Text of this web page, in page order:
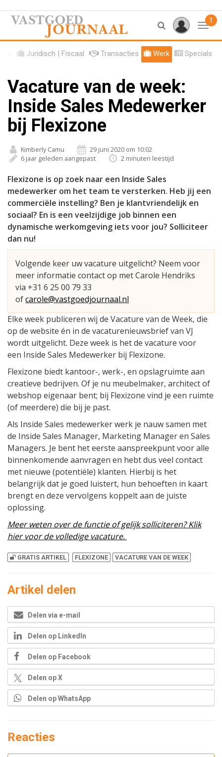
1
Juridisch | Fiscaal Transacties Werk Specials
Vacature van de week:
Inside Sales Medewerker
bij Flexizone
Kimberly Camu
29 juni 2020 om 10:02
6 jaar geleden aangepast
2 minuten leestijd
Flexizone is op zoek naar een Inside Sales
medewerker om het team te versterken. Heb jij een
commerciële instelling? Ben je klantvriendelijk en
sociaal? En is een veelzijdige job binnen een
dynamische werkomgeving iets voor jou? Solliciteer
dan nu!
Volgende keer uw vacature uitgelicht? Neem voor
meer informatie contact op met Carole Hendriks
via +31 6 25 00 79 33
ofcarole@vastgoedjournaal.nl
Elke week publiceren wij de Vacature van de Week, die
op de website én in de vacaturenieuwsbrief van VJ
wordt uitgelicht. Deze week is het de vacature voor
een Inside Sales Medewerker bij Flexizone.
Flexizone biedt kantoor-, werk-, en opslagruimte aan
creatieve bedrijven. Of je nu meubelmaker, architect of
webshop eigenaar bent; bij Flexizone vind je een ruimte
(of meerdere) die bij je past.
Als Inside Sales medewerker werk je nauw samen met
de Inside Sales Manager, Marketing Manager en Sales
Managers. Je bent het eerste aanspreekpunt voor alle
binnenkomende aanvragen en hebt dus veel contact
met nieuwe (potentiële) klanten. Hierbij is het
belangrijk dat je goed luistert, hun behoeften in kaart
brengt en deze vervolgens koppelt aan de juiste
oplossing.
Meer weten over de functie of gelijk solliciteren? Klik
hier voor de volledige vacature.
GRATIS ARTIKEL FLEXIZONE VACATURE VAN DE WEEK
Artikel delen
Delen via e-mail
Delen op LinkedIn
Delen op Facebook
Delen op X
Delen op WhatsApp
Reacties